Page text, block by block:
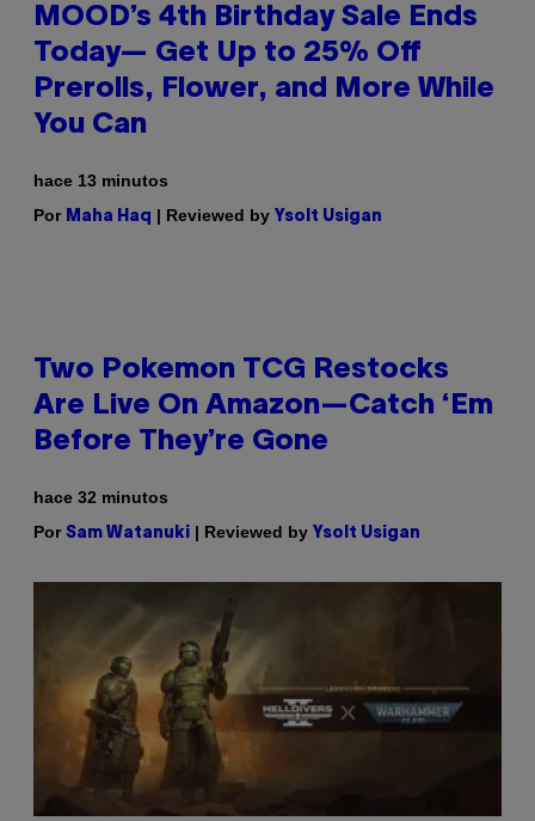
MOOD’s 4th Birthday Sale Ends
Today— Get Up to 25% Off
Prerolls, Flower, and More While
You Can
hace 13 minutos
Por Maha Haq | Reviewed by Ysolt Usigan
Two Pokemon TCG Restocks
Are Live On Amazon—Catch ‘Em
Before They’re Gone
hace 32 minutos
Por Sam Watanuki | Reviewed by Ysolt Usigan